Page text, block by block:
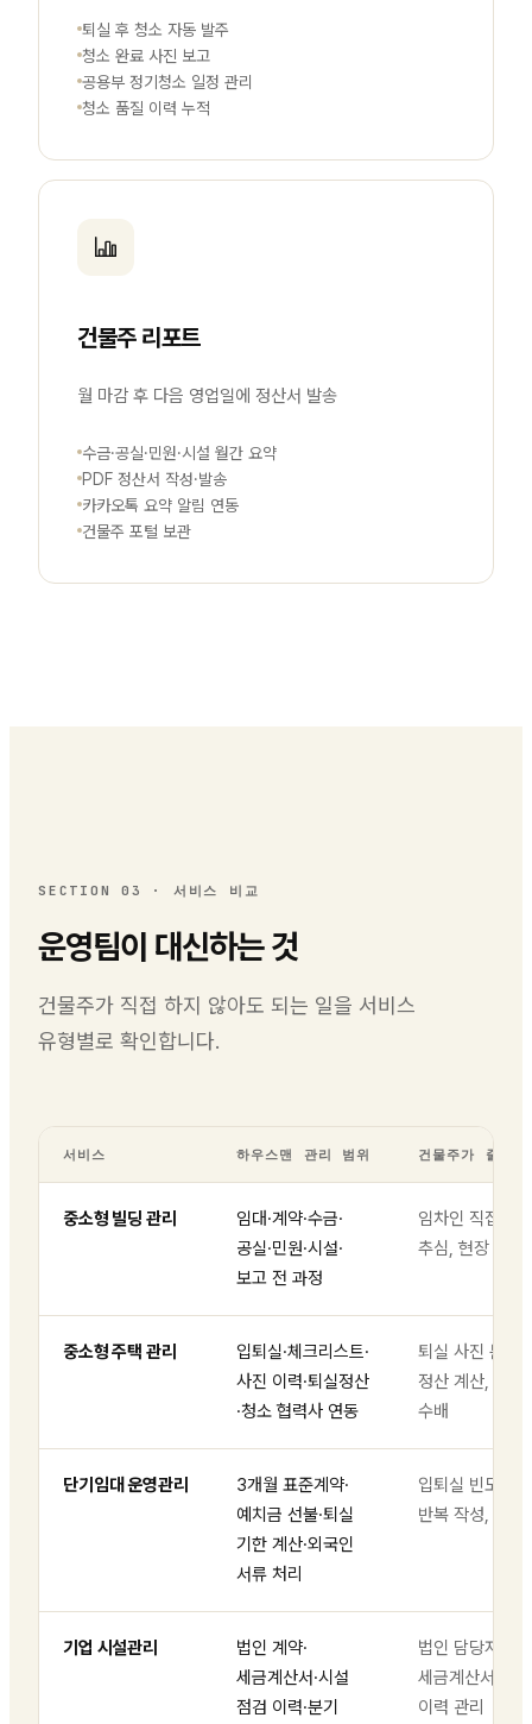
퇴실 후 청소 자동 발주
청소 완료 사진 보고
공용부 정기청소 일정 관리
청소 품질 이력 누적
건물주 리포트
월 마감 후 다음 영업일에 정산서 발송
수금·공실·민원·시설 월간 요약
PDF 정산서 작성·발송
카카오톡 요약 알림 연동
건물주 포털 보관
SECTION 03 · 서비스 비교
운영팀이 대신하는 것
건물주가 직접 하지 않아도 되는 일을 서비스
유형별로 확인합니다.
서비스 하우스맨 관리 범위 건물주가 줄일
중소형 빌딩 관리
임대·계약·수금·
공실·민원·시설·
보고 전 과정
임차인 직접 연
추심, 현장 확인
중소형 주택 관리
입퇴실·체크리스트·
사진 이력·퇴실정산
·청소 협력사 연동
퇴실 사진 분쟁,
정산 계산, 청소
수배
단기임대 운영관리
3개월 표준계약·
예치금 선불·퇴실
기한 계산·외국인
서류 처리
입퇴실 빈도 대
반복 작성, 기한
기업 시설관리
법인 계약·
세금계산서·시설
점검 이력·분기
법인 담당자 대
세금계산서 발
이력 관리